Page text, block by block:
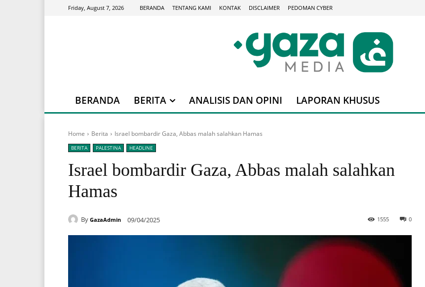
Friday, August 7, 2026 BERANDA TENTANG KAMI KONTAK DISCLAIMER PEDOMAN CYBER
BERANDA BERITA ANALISIS DAN OPINI LAPORAN KHUSUS
Home Berita Israel bombardir Gaza, Abbas malah salahkan Hamas
BERITA PALESTINA HEADLINE
Israel bombardir Gaza, Abbas malah salahkan
Hamas
By GazaAdmin 09/04/2025 0
1555